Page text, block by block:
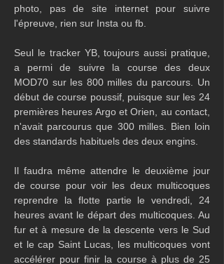
photo, pas de site internet pour suivre
l'épreuve, rien sur Insta ou fb.
Seul le tracker YB, toujours aussi pratique,
a permi de suivre la course des deux
MOD70 sur les 800 milles du parcours. Un
début de course poussif, puisque sur les 24
premières heures Argo et Orien, au contact,
n'avait parcourus que 300 milles. Bien loin
des standards habituels des deux engins.
Il faudra même attendre le deuxième jour
de course pour voir les deux multicoques
reprendre la flotte partie le vendredi, 24
heures avant le départ des multicoques. Au
fur et à mesure de la descente vers le Sud
et le cap Saint Lucas, les multicoques vont
accélérer pour finir la course à plus de 25